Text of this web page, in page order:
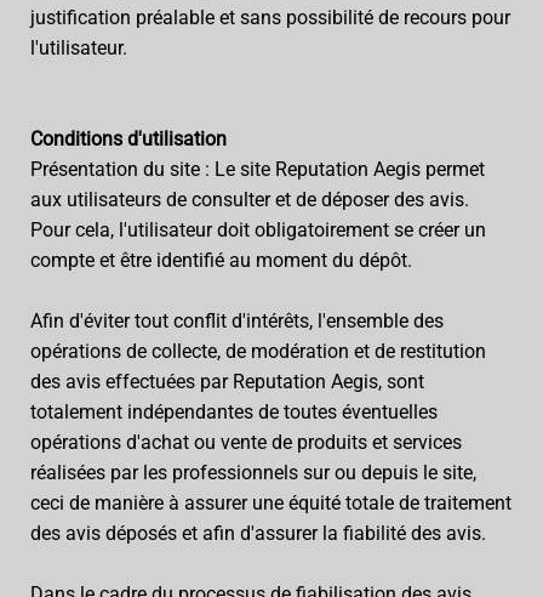
justification préalable et sans possibilité de recours pour
l'utilisateur.
Conditions d'utilisation
Présentation du site : Le site Reputation Aegis permet
aux utilisateurs de consulter et de déposer des avis.
Pour cela, l'utilisateur doit obligatoirement se créer un
compte et être identifié au moment du dépôt.
Afin d'éviter tout conflit d'intérêts, l'ensemble des
opérations de collecte, de modération et de restitution
des avis effectuées par Reputation Aegis, sont
totalement indépendantes de toutes éventuelles
opérations d'achat ou vente de produits et services
réalisées par les professionnels sur ou depuis le site,
ceci de manière à assurer une équité totale de traitement
des avis déposés et afin d'assurer la fiabilité des avis.